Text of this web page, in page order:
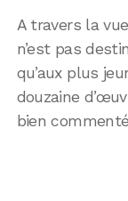
A travers la
n’est pas
qu’aux plus
douzaine
bien